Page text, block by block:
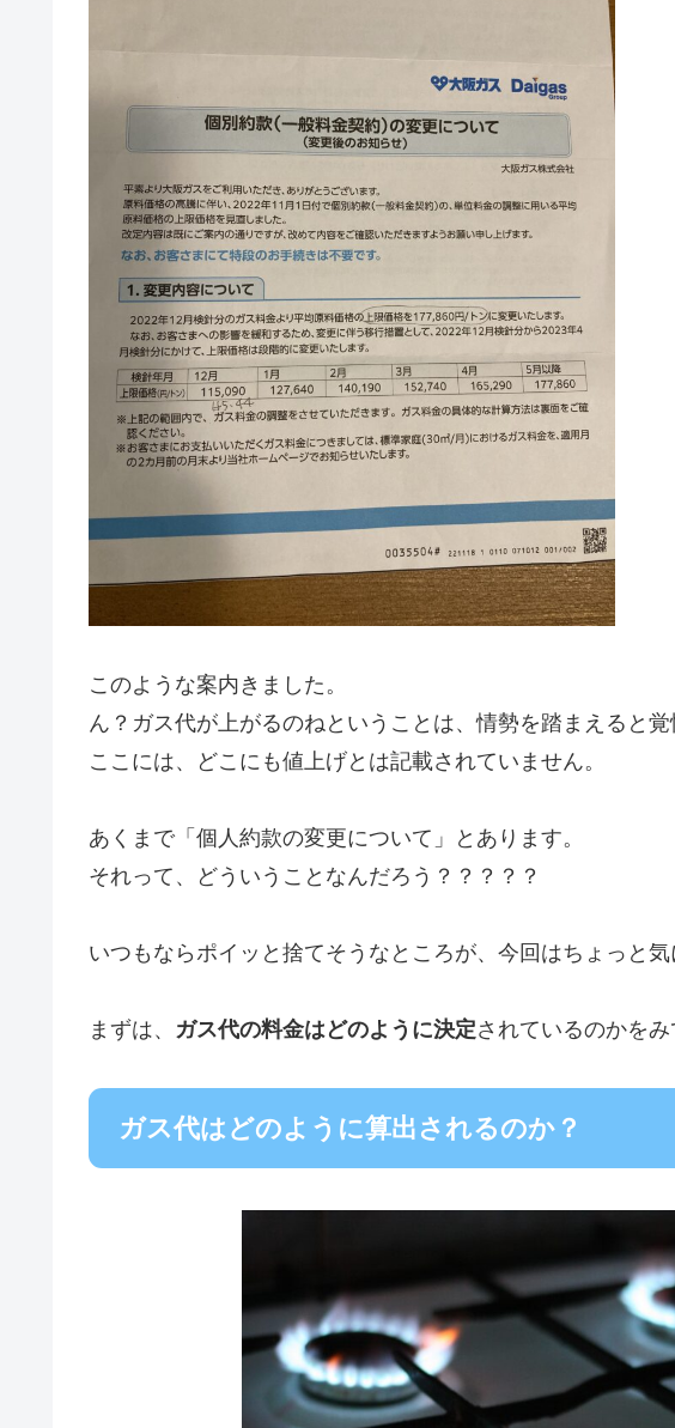
このような案内きました。
ん？ガス代が上がるのねということは、情勢を踏まえると
ここには、どこにも値上げとは記載されていません。
あくまで「個人約款の変更について」とあります。
それって、どういうことなんだろう？？？？？
いつもならポイッと捨てそうなところが、今回はちょっと気
まずは、 ガス代の料金はどのように決定されているのかをみ
ガス代はどのように算出されるのか？